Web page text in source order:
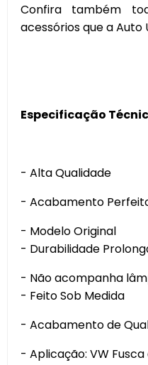
Confira também
acessórios que a Auto
Especificação
- Alta Qualidade
- Acabamento
- Modelo Original
- Durabilidade
- Não acompanha
- Feito Sob Medida
- Acabamento de
- Aplicação: VW Fusca